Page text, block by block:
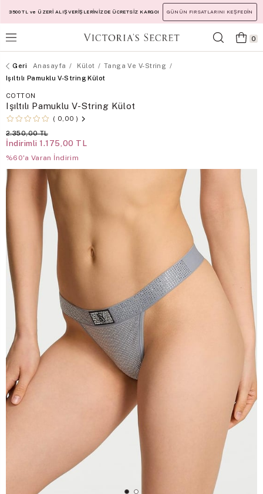
3500 TL ve ÜZERİ ALIŞVERİŞLERİNİZDE ÜCRETSİZ KARGO! GÜNÜN FIRSATLARINI KEŞFEDİN
0
Anasayfa Külot
Tanga Ve V-String
Işıltılı Pamuklu V-String Külot
COTTON
Işıltılı Pamuklu V-String Külot
0,00
2.350,00 TL
İndirimli 1.175,00 TL
%60'a Varan İndirim